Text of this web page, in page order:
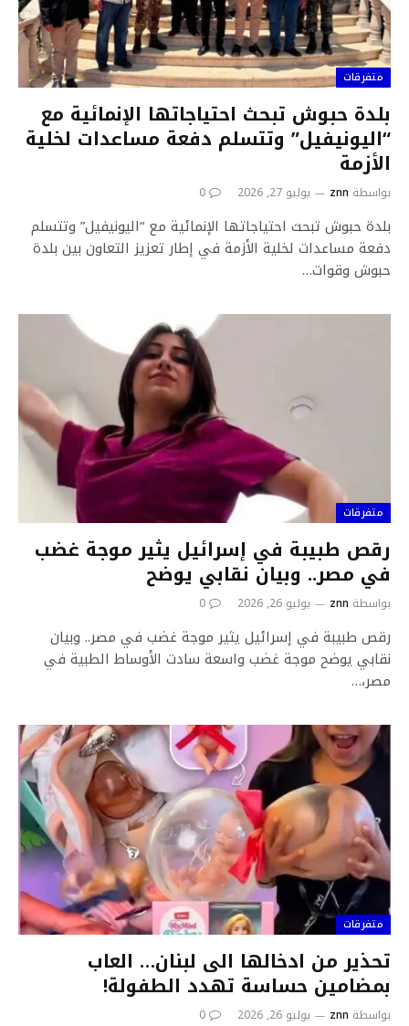
متفرقات
بلدة حبوش تبحث احتياجاتها الإنمائية مع
“اليونيفيل” وتتسلم دفعة مساعدات لخلية
الأزمة
بواسطة znn يوليو 27, 2026 0
بلدة حبوش تبحث احتياجاتها الإنمائية مع “اليونيفيل” وتتسلم
دفعة مساعدات لخلية الأزمة في إطار تعزيز التعاون بين بلدة
حبوش وقوات…
متفرقات
رقص طبيبة في إسرائيل يثير موجة غضب
في مصر.. وبيان نقابي يوضح
بواسطة znn يوليو 26, 2026 0
رقص طبيبة في إسرائيل يثير موجة غضب في مصر.. وبيان
نقابي يوضح موجة غضب واسعة سادت الأوساط الطبية في
مصر،…
متفرقات
تحذير من ادخالها الى لبنان… العاب
بمضامين حساسة تهدد الطفولة!
بواسطة znn يوليو 26, 2026 0